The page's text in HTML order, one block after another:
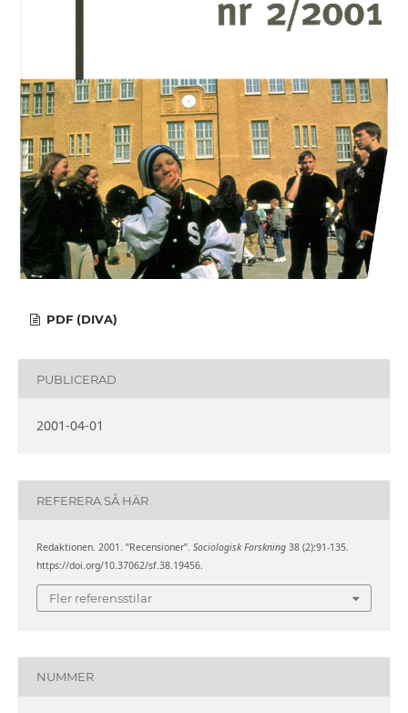
PDF (DIVA)
PUBLICERAD
2001-04-01
REFERERA SÅ HÄR
Redaktionen. 2001. ”Recensioner”. Sociologisk Forskning38 (2):91-135.
https://doi.org/10.37062/sf.38.19456.
Fler referensstilar
NUMMER